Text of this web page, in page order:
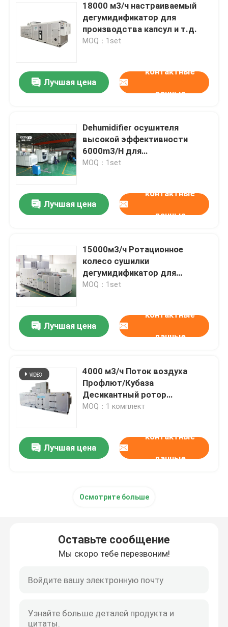
Дом
О нас
Проверка качества
промышленный dehumidifier осушителя
Dehumidifier низкой влажности
18000 м3/ч настраиваемый
дегумидификатор для
производства капсул и т.д.
MOQ：1set
Лучшая цена
контактные
данные
Dehumidifier осушителя
высокой эффективности
6000m3/H для
фармацевтической
MOQ：1set
Лучшая цена
контактные
данные
15000м3/ч Ротационное
колесо сушилки
дегумидификатор для
производства таблеток
MOQ：1set
Лучшая цена
контактные
данные
4000 м3/ч Поток воздуха
Профлют/Кубаза
Десикантный ротор
Фармацевтический
MOQ：1 комплект
Лучшая цена
контактные
данные
Осмотрите больше
Оставьте сообщение
Мы скоро тебе перезвоним!